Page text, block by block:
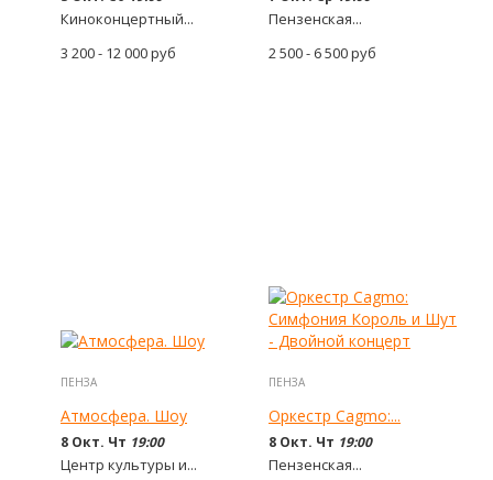
Киноконцертный...
3 200 - 12 000руб
Пензенская...
2 500 - 6 500руб
ПЕНЗА
Атмосфера. Шоу
8 Окт. Чт 19:00
Центр культуры и...
ПЕНЗА
Оркестр Cagmo:...
8 Окт. Чт 19:00
Пензенская...